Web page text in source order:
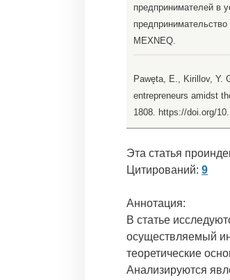
предпринимателей в
MEXNEQ.
Pawęta, E., Kirillov, Y.
entrepreneurs amidst
1808. https://doi.org/
Эта статья
Цитирований: 9
Аннотация:
В статье
осуществляемый
теоретические
Анализируются